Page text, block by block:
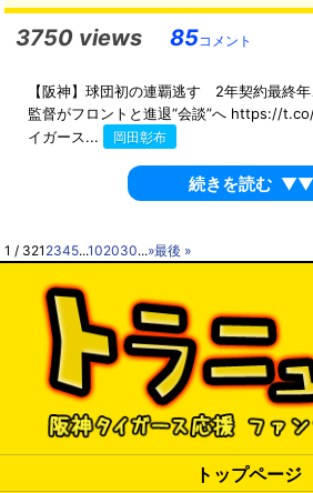
3750 views 85コメント
【阪神】球団初の連覇逃す 2年契約最終
監督がフロントと進退“会談”へ https://
イガース...
岡田彰布
続きを読む ▼▼
1 / 321 2345...102030...»最後 »
トップページ